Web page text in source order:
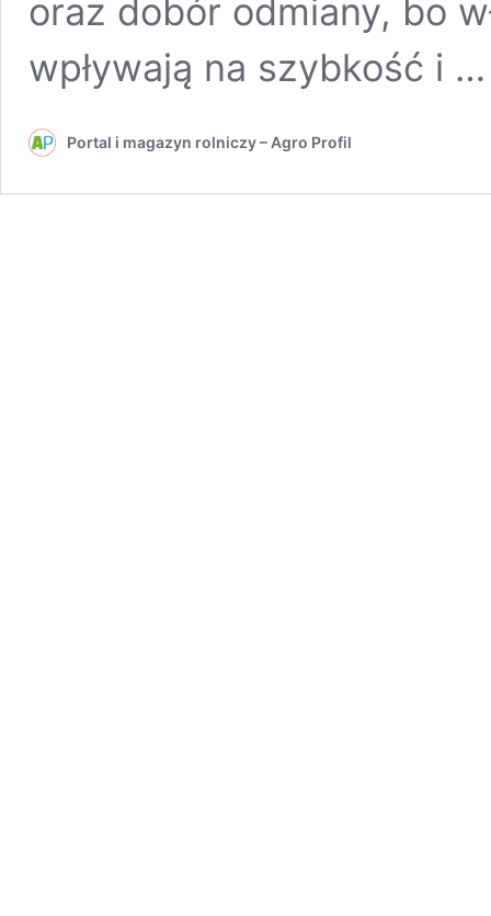
oraz dobór odmiany, bo
wpływają na szybkość i
Portal i magazyn rolniczy – Agro Profil